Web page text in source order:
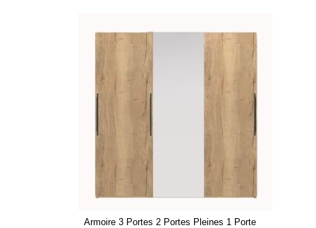
Armoire 3 Portes 2 Portes Pleines 1 Porte